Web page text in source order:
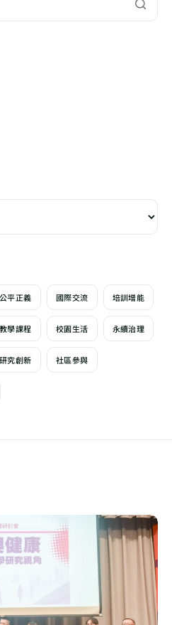
公平正義 國際交流 培訓增能
教學課程 校園生活 永續治理
研究創新 社區參與